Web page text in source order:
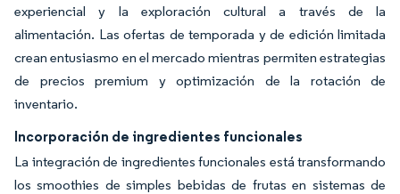
experiencial y la exploración cultural a través de la
alimentación. Las ofertas de temporada y de edición limitada
crean entusiasmo en el mercado mientras permiten estrategias
de precios premium y optimización de la rotación de
inventario.
Incorporación de ingredientes funcionales
La integración de ingredientes funcionales está transformando
los smoothies de simples bebidas de frutas en sistemas de